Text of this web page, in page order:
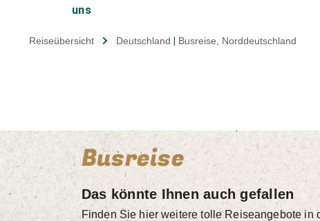
uns
Reiseübersicht Deutschland Busreise , Norddeutschland
Busreise
Das könnte Ihnen auch gefallen
Finden Sie hier weitere tolle Reiseangebote in